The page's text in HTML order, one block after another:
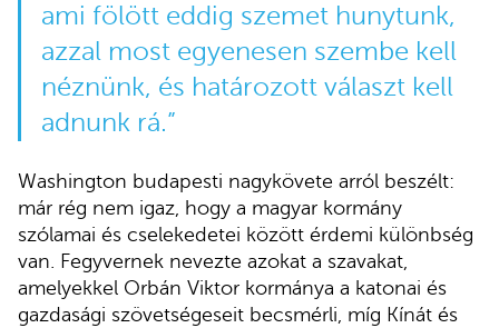
ami fölött eddig szemet hunytunk,
azzal most egyenesen szembe kell
néznünk, és határozott választ kell
adnunk rá.”
Washington budapesti nagykövete arról beszélt:
már rég nem igaz, hogy a magyar kormány
szólamai és cselekedetei között érdemi különbség
van. Fegyvernek nevezte azokat a szavakat,
amelyekkel Orbán Viktor kormánya a katonai és
gazdasági szövetségeseit becsmérli, míg Kínát és